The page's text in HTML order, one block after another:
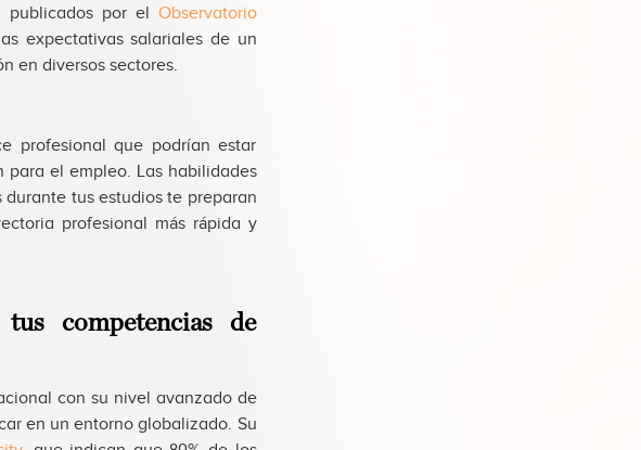
publicados por el Observatorio
expectativas salariales de un
en diversos sectores.
profesional que podrían estar
el empleo. Las habilidades
tus estudios te preparan
profesional más rápida y
competencias de
con su nivel avanzado de
en un entorno globalizado. Su